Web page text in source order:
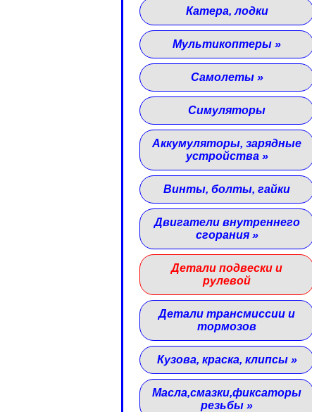
Катера, лодки
Мультикоптеры »
Самолеты»
Симуляторы
Аккумуляторы, зарядные
устройства»
Винты, болты, гайки
Двигатели внутреннего
сгорания»
Детали подвески и
рулевой
Детали трансмиссии и
тормозов
Кузова, краска, клипсы»
Масла,смазки,фиксаторы
резьбы »